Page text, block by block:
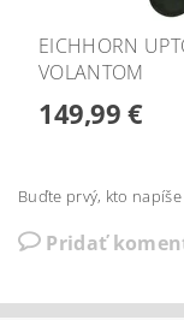
EICHHORN
VOLANTOM
149,99 €
Buďte prvý, kto
Pridať